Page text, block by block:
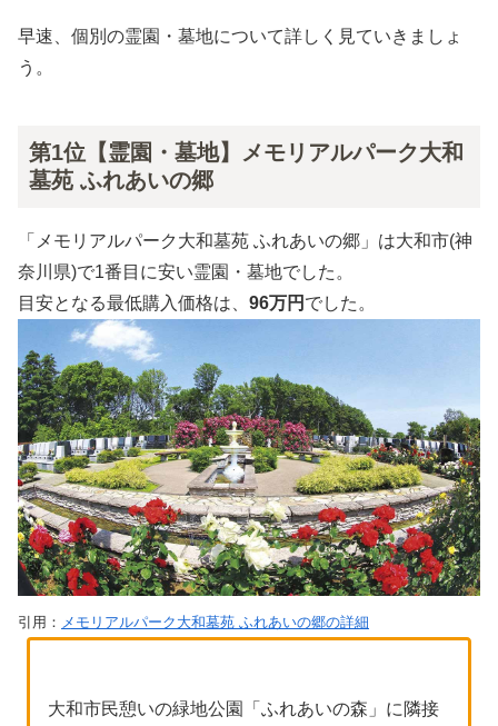
早速、個別の霊園・墓地について詳しく見ていきましょ
う。
第1位【霊園・墓地】メモリアルパーク大和
墓苑 ふれあいの郷
「メモリアルパーク大和墓苑 ふれあいの郷」は大和市(神
奈川県)で1番目に安い霊園・墓地でした。
目安となる最低購入価格は、 96万円 でした。
引用： メモリアルパーク大和墓苑 ふれあいの郷の詳細
大和市民憩いの緑地公園「ふれあいの森」に隣接